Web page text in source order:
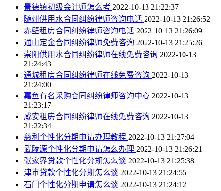
景德镇初级会计师怎么考 2022-10-13 21:22:37
随州供用水合同纠纷律师咨询电话 2022-10-13 21:26:52
赤壁租房合同纠纷律师咨询电话 2022-10-13 21:26:09
通山定金合同纠纷律师免费咨询 2022-10-13 21:25:26
崇阳供用水合同纠纷律师在线免费咨询 2022-10-13
21:24:43
通城租房合同纠纷律师在线免费咨询 2022-10-13
21:24:00
嘉鱼有名采购合同纠纷律师咨询中心 2022-10-13
21:23:17
咸安租房合同纠纷律师在线免费咨询 2022-10-13
21:22:34
慈利个性化分期申请办理教程 2022-10-13 21:27:04
武陵源个性化分期申请怎么办理 2022-10-13 21:26:21
张家界贷款个性化分期怎么谈 2022-10-13 21:25:38
津市贷款个性化分期怎么谈 2022-10-13 21:24:55
石门个性化分期申请怎么谈 2022-10-13 21:24:12